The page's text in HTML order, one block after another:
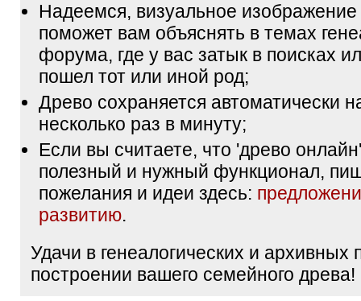
Надеемся, визуальное
поможет вам объяснять в темах
форума, где у вас затык в поисках
пошел тот или иной род;
Древо сохраняется автоматически
несколько раз в минуту;
Если вы считаете, что 'древо
полезный и нужный функционал,
пожелания и идеи здесь:
развитию.
Удачи в генеалогических и архивных
построении вашего семейного древа!